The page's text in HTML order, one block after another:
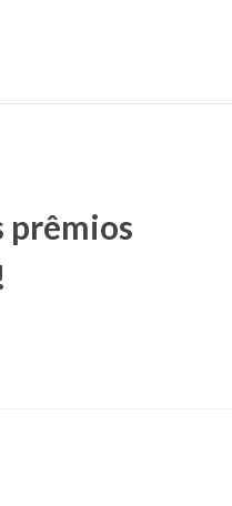
prêmios